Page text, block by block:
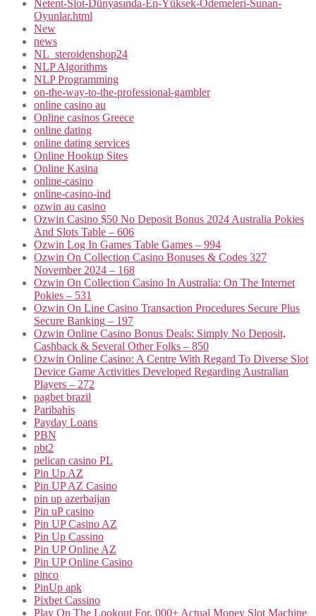
Netent-Slot-Dünyasında-En-Yüksek-Ödemeleri-Sunan-
Oyunlar.html
New
news
NL_steroidenshop24
NLP Algorithms
NLP Programming
on-the-way-to-the-professional-gambler
online casino au
Online casinos Greece
online dating
online dating services
Online Hookup Sites
Online Kasina
online-casino
online-casino-ind
ozwin au casino
Ozwin Casino $50 No Deposit Bonus 2024 Australia Pokies
And Slots Table – 606
Ozwin Log In Games Table Games – 994
Ozwin On Collection Casino Bonuses & Codes 327
November 2024 – 168
Ozwin On Collection Casino In Australia: On The Internet
Pokies – 531
Ozwin On Line Casino Transaction Procedures Secure Plus
Secure Banking – 197
Ozwin Online Casino Bonus Deals: Simply No Deposit,
Cashback & Several Other Folks – 850
Ozwin Online Casino: A Centre With Regard To Diverse Slot
Device Game Activities Developed Regarding Australian
Players – 272
pagbet brazil
Paribahis
Payday Loans
PBN
pbt2
pelican casino PL
Pin Up AZ
Pin UP AZ Casino
pin up azerbaijan
Pin uP casino
Pin UP Casino AZ
Pin Up Cassino
Pin UP Online AZ
Pin UP Online Casino
pinco
PinUp apk
Pixbet Cassino
Play On The Lookout For, 000+ Actual Money Slot Machine